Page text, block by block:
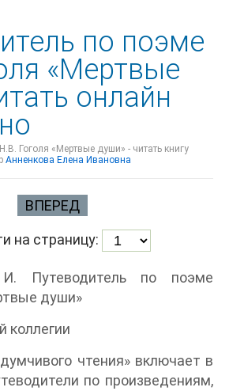
по поэме
«Мертвые
онлайн
Гоголя «Мертвые души» - читать книгу
Анненкова Елена Ивановна
ВПЕРЕД
на страницу:
Путеводитель по поэме
души»
коллегии
чтения» включает в
по произведениям,